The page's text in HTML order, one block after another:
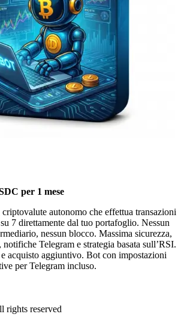
per 1 mese
autonomo che effettua transazioni
7 direttamente dal tuo portafoglio. Nessun
nessun blocco. Massima sicurezza,
Telegram e strategia basata sull’RSI.
acquisto aggiuntivo. Bot con impostazioni
per Telegram incluso.
rights reserved